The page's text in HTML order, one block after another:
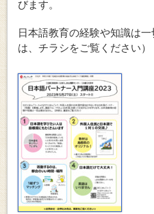
びます。
日本語教育の経験や知識は
は、チラシをご覧ください）